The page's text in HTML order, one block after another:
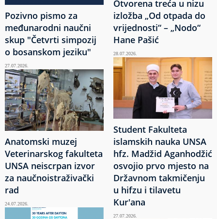
Pozivno pismo za
međunarodni naučni
skup "Četvrti simpozij
o bosanskom jeziku"
27.07.2026.
Anatomski muzej
Veterinarskog fakulteta
UNSA neiscrpan izvor
za naučnoistraživački
rad
24.07.2026.
Otvorena treća u nizu
izložba „Od otpada do
vrijednosti“ – „Nodo“
Hane Pašić
28.07.2026.
Student Fakulteta
islamskih nauka UNSA
hfz. Madžid Aganhodžić
osvojio prvo mjesto na
Državnom takmičenju
u hifzu i tilavetu
Kur'ana
27.07.2026.